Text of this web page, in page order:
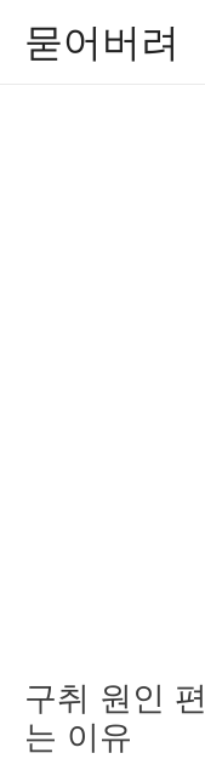
묻어버려
구취 원인
는 이유